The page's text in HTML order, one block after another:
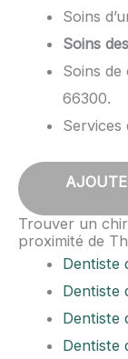
Soins
Soins
Soins
66300.
Services
Trouver un
proximité de
Dentiste
Dentiste
Dentiste
Dentiste